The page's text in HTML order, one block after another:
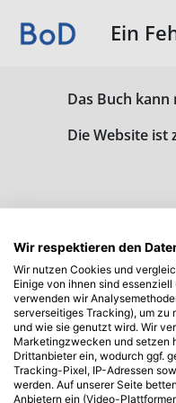
Ein
Das Buch
Die Website
Wir respektieren den
Wir nutzen Cookies und
Einige von ihnen sind
verwenden wir
serverseitiges Tracking), um zu
und wie sie genutzt wird. Wir
Marketingzwecken und setzen
Drittanbieter ein, wodurch ggf.
Tracking-Pixel, IP-Adressen
werden. Auf unserer Seite
Anbietern ein (Video-